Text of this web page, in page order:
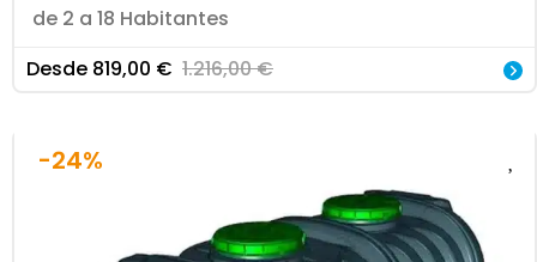
de 2 a 18 Habitantes
Desde 819,00 € 1.216,00€
-24%